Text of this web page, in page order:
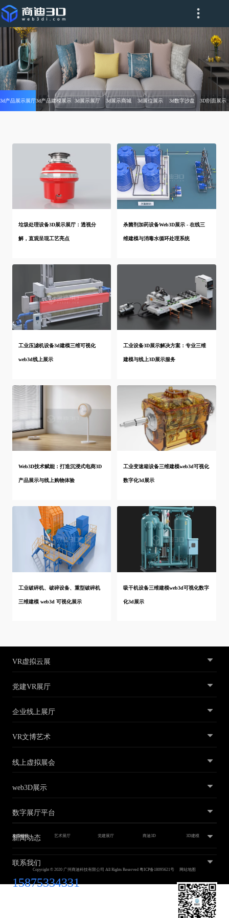
3d产品展示展厅3d产品建模展示 3d展示展厅 3d展示商城 3d展位展示 3d数字沙盘 3D剖面展示
垃圾处理设备3D展示展厅：透视分
解，直观呈现工艺亮点
杀菌剂加药设备Web3D展示 - 在线三
维建模与消毒水循环处理系统
工业压滤机设备3d建模三维可视化
web3d线上展示
工业设备3D展示解决方案：专业三维
建模与线上3D展示服务
Web3D技术赋能：打造沉浸式电商3D
产品展示与线上购物体验
工业变速箱设备三维建模web3d可视化
数字化3d展示
工业破碎机、破碎设备、重型破碎机
三维建模 web3d 可视化展示
吸干机设备三维建模web3d可视化数字
化3d展示
VR虚拟云展
党建VR展厅
企业线上展厅
VR文博艺术
线上虚拟展会
web3D展示
数字展厅平台
新闻动态
联系我们
15875334331
友情链接 艺术展厅 党建展厅 商迪3D 3D建模
Copyright © 2020 广州商迪科技有限公司 All Rights Reserved粤ICP备18095621号 网站地图